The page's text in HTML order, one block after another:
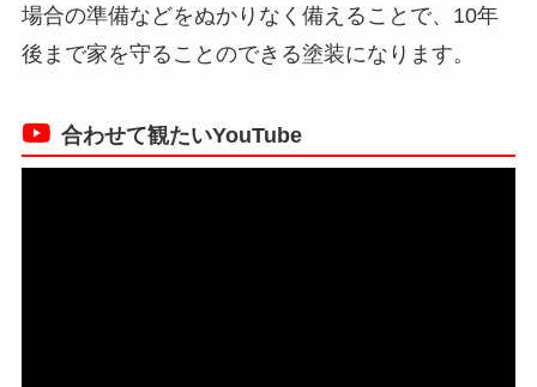
場合の準備などをぬかりなく備えることで、10年
後まで家を守ることのできる塗装になります。
合わせて観たいYouTube